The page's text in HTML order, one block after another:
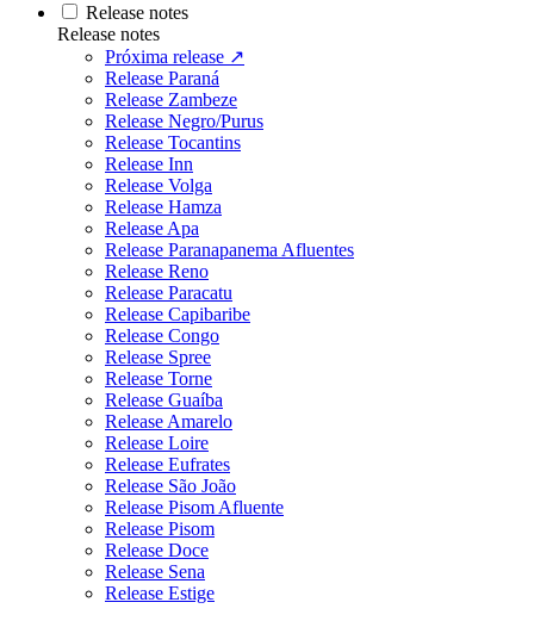
Release notes
Release notes
Próxima release ↗
Release Paraná
Release Zambeze
Release Negro/Purus
Release Tocantins
Release Inn
Release Volga
Release Hamza
Release Apa
Release Paranapanema Afluentes
Release Reno
Release Paracatu
Release Capibaribe
Release Congo
Release Spree
Release Torne
Release Guaíba
Release Amarelo
Release Loire
Release Eufrates
Release São João
Release Pisom Afluente
Release Pisom
Release Doce
Release Sena
Release Estige